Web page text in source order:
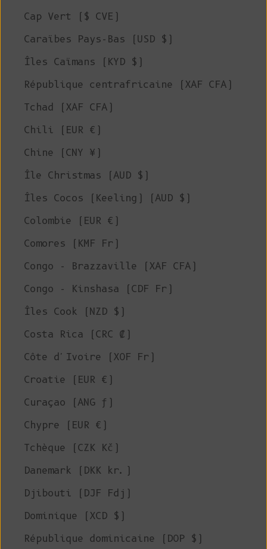
Cap Vert ($ CVE)
Caraïbes Pays-Bas (USD $)
Îles Caïmans (KYD $)
République centrafricaine (XAF CFA)
Tchad (XAF CFA)
Chili (EUR €)
Chine (CNY ¥)
Île Christmas (AUD $)
Îles Cocos (Keeling) (AUD $)
Colombie (EUR €)
Comores (KMF Fr)
Congo - Brazzaville (XAF CFA)
Congo - Kinshasa (CDF Fr)
Îles Cook (NZD $)
Costa Rica (CRC ₡)
Côte d'Ivoire (XOF Fr)
Croatie (EUR €)
Curaçao (ANG ƒ)
Chypre (EUR €)
Tchèque (CZK Kč)
Danemark (DKK kr.)
Djibouti (DJF Fdj)
Dominique (XCD $)
République dominicaine (DOP $)